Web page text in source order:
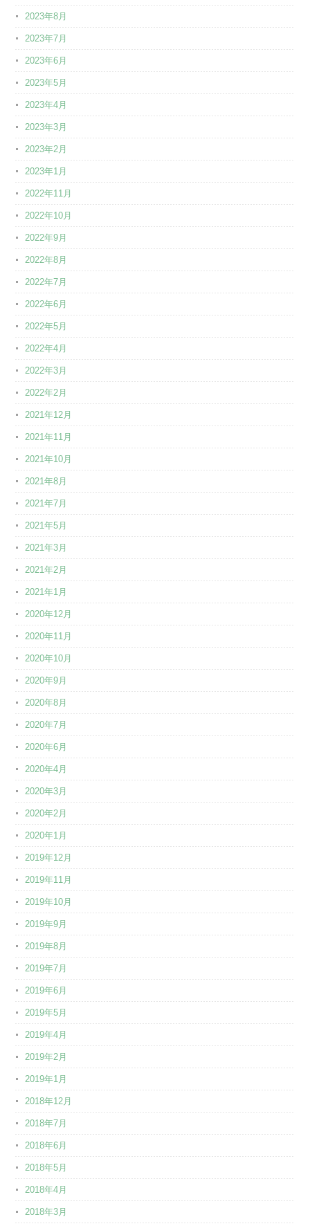
2023年8月
2023年7月
2023年6月
2023年5月
2023年4月
2023年3月
2023年2月
2023年1月
2022年11月
2022年10月
2022年9月
2022年8月
2022年7月
2022年6月
2022年5月
2022年4月
2022年3月
2022年2月
2021年12月
2021年11月
2021年10月
2021年8月
2021年7月
2021年5月
2021年3月
2021年2月
2021年1月
2020年12月
2020年11月
2020年10月
2020年9月
2020年8月
2020年7月
2020年6月
2020年4月
2020年3月
2020年2月
2020年1月
2019年12月
2019年11月
2019年10月
2019年9月
2019年8月
2019年7月
2019年6月
2019年5月
2019年4月
2019年2月
2019年1月
2018年12月
2018年7月
2018年6月
2018年5月
2018年4月
2018年3月